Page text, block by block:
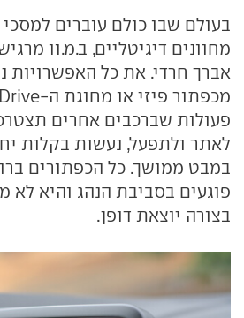
בעולם שבו כולם עוברים למסכי
מחוונים דיגיטליים, ב.מ.וו
אברך חרדי. את כל האפשרויות
פעולות שברכבים אחרים
לאתר ולתפעל, נעשות בקלות
במבט ממושך. כל הכפתורים
פוגעים בסביבת הנהג והיא לא
בצורה יוצאת דופן.